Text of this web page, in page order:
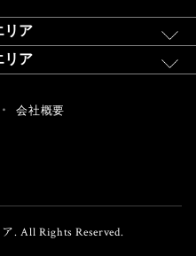
リア
リア
会社概要
. All Rights Reserved.